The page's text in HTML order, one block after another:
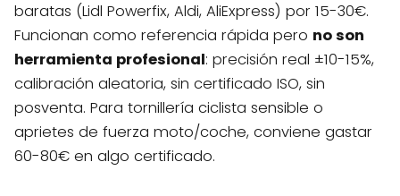
baratas (Lidl Powerfix, Aldi, AliExpress) por 15-30€.
Funcionan como referencia rápida pero no son
herramienta profesional: precisión real ±10-15%,
calibración aleatoria, sin certificado ISO, sin
posventa. Para tornillería ciclista sensible o
aprietes de fuerza moto/coche, conviene gastar
60-80€ en algo certificado.